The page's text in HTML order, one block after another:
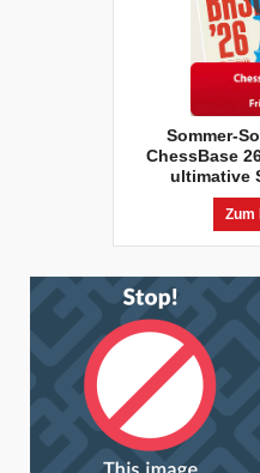
Sommer-
ChessBase
ultimative
Zum